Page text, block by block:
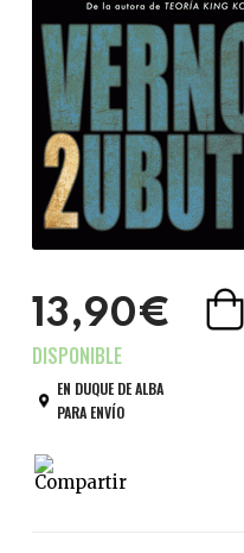
13,90€
EN DUQUE DE ALBA
PARA ENVÍO